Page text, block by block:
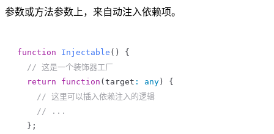
参数或方法参数上，来自动注入依赖项。
function Injectable () {
  // 这是一个装饰器工厂
  return
function ( target : any ) {
    // 这里可以插入依赖注入的逻辑
    // ...
  };